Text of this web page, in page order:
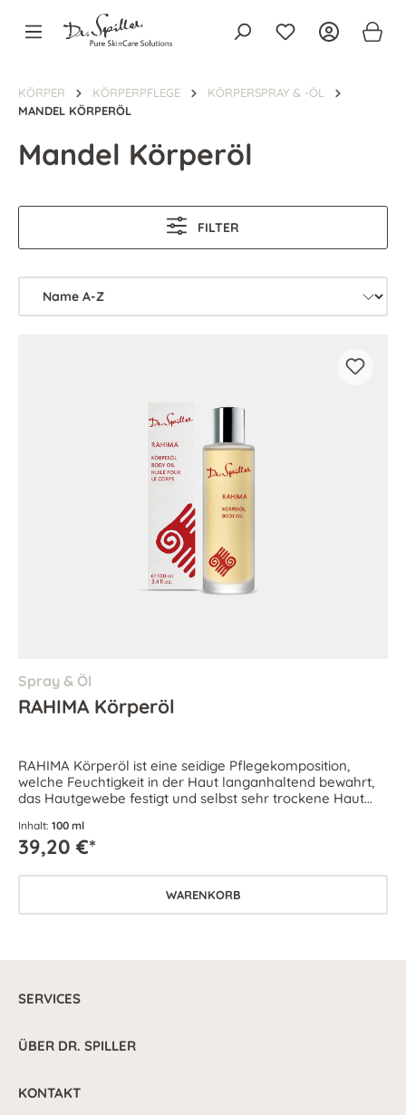
springen
KÖRPER KÖRPERPFLEGE
KÖRPERSPRAY & -ÖL
MANDEL KÖRPERÖL
Mandel Körperöl
FILTER
Spray & Öl
RAHIMA Körperöl
RAHIMA Körperöl ist eine seidige Pflegekomposition,
welche Feuchtigkeit in der Haut langanhaltend bewahrt,
das Hautgewebe festigt und selbst sehr trockene Haut
Inhalt: 100 ml
39,20 €*
WARENKORB
SERVICES
ÜBER DR. SPILLER
KONTAKT